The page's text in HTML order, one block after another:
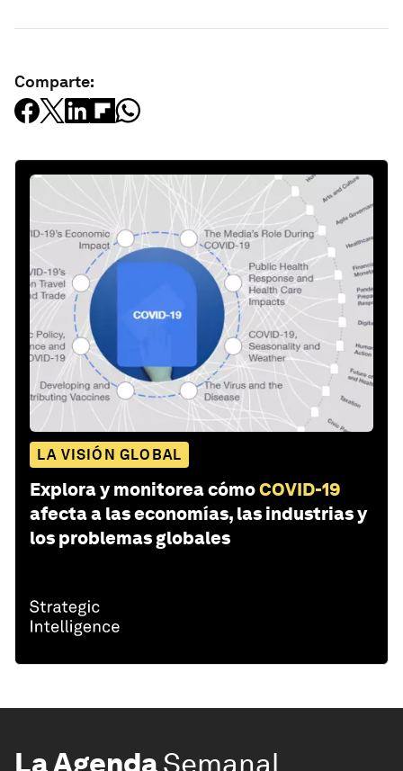
Comparte:
LA VISIÓN GLOBAL
Explora y monitorea cómoCOVID-19
afecta a las economías, las industrias y
los problemas globales
La AgendaSemanal